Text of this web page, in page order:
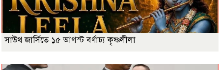
সাউথ জার্সিতে ১৫ আগস্ট বর্ণাঢ্য কৃষ্ণলীলা